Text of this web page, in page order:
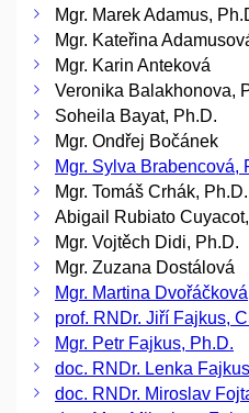
Mgr. Marek Adamus,
Mgr. Kateřina
Mgr. Karin Anteková
Veronika Balakhonova,
Soheila Bayat, Ph.D.
Mgr. Ondřej Bočánek
Mgr. Sylva Brabencová,
Mgr. Tomáš Crhák, Ph.D.
Abigail Rubiato
Mgr. Vojtěch Didi, Ph.D.
Mgr. Zuzana Dostálová
Mgr. Martina
prof. RNDr. Jiří Fajkus,
Mgr. Petr Fajkus, Ph.D.
doc. RNDr. Lenka
doc. RNDr. Miroslav